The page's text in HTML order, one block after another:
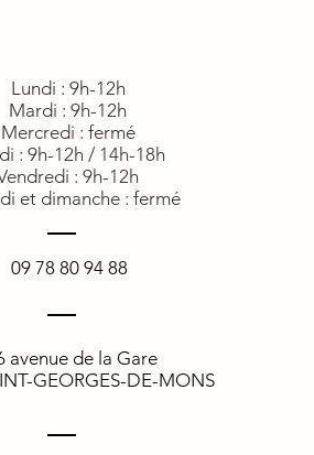
Lundi : 9h-12h
Mardi : 9h-12h
Mercredi : fermé
: 9h-12h/ 14h-18h
: 9h-12h
et dimanche : fermé
09 78 80 94 88
avenue de la Gare
GEORGES-DE-MONS